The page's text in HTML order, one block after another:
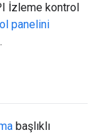
İzleme kontrol
panelini
başlıklı